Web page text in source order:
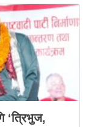
‘त्रिभुज,